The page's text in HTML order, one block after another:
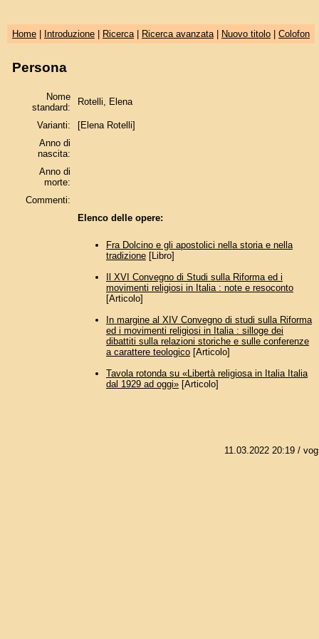
Home| Introduzione| Ricerca| Ricerca avanzata| Nuovo titolo| Colofon
Persona
Nome
standard:
Rotelli, Elena
Varianti:
[Elena Rotelli]
Anno di
nascita:
Anno di
morte:
Commenti:
Elenco delle opere:
Fra Dolcino e gli apostolici nella storia e nella
tradizione[Libro]
Il XVI Convegno di Studi sulla Riforma ed i
movimenti religiosi in Italia : note e resoconto
[Articolo]
In margine al XIV Convegno di studi sulla Riforma
ed i movimenti religiosi in Italia : silloge dei
dibattiti sulla relazioni storiche e sulle conferenze
a carattere teologico[Articolo]
Tavola rotonda su «Libertà religiosa in Italia Italia
dal 1929 ad oggi»[Articolo]
11.03.2022 20:19/ vog